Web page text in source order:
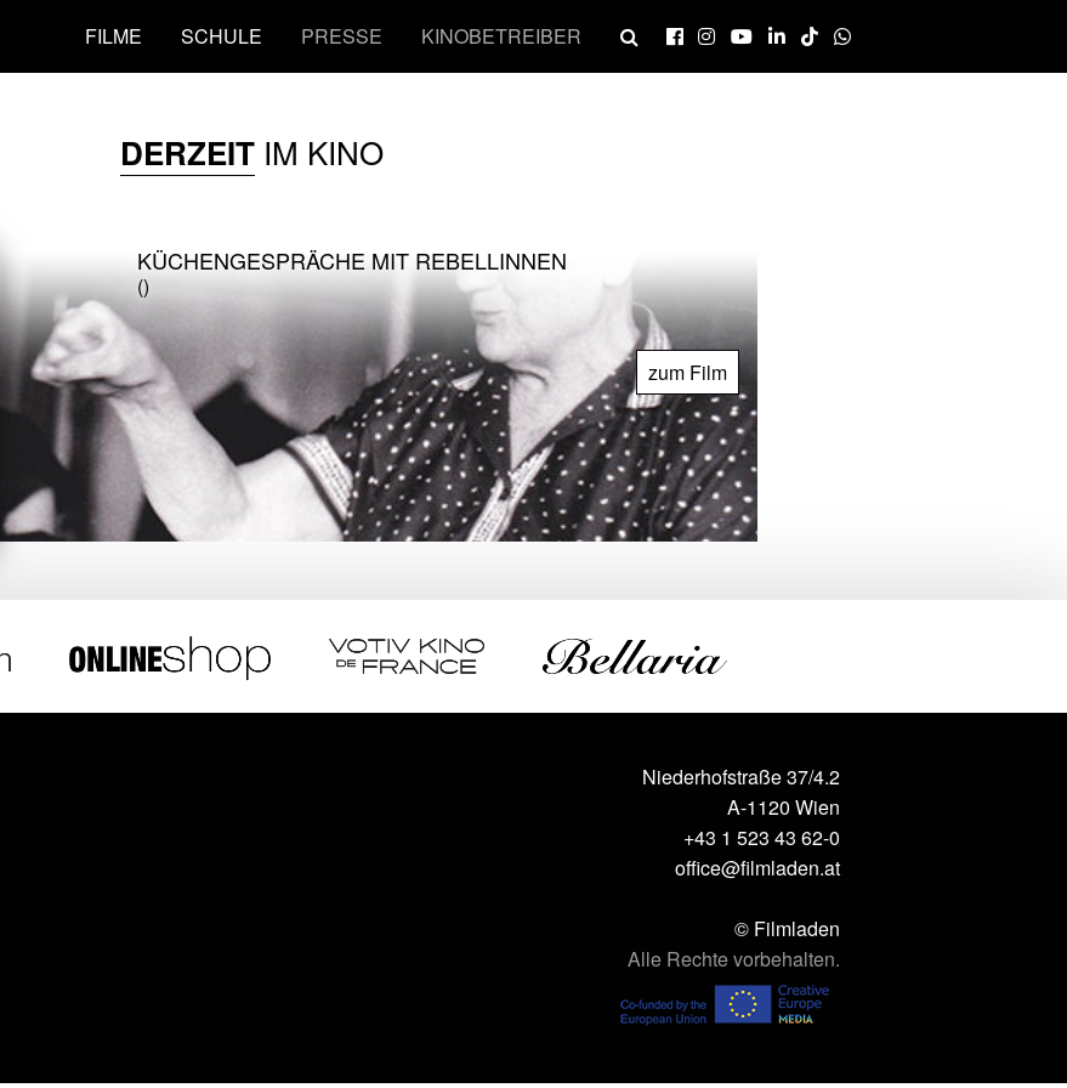
FILME SCHULE PRESSE KINOBETREIBER
DERZEITIM KINO
KÜCHENGESPRÄCHE MIT REBELLINNEN
()
zum Film
Niederhofstraße 37/4.2
A-1120 Wien
+43 1 523 43 62-0
office@filmladen.at
© Filmladen
Alle Rechte vorbehalten.